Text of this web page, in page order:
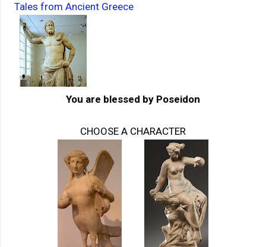
Tales from Ancient Greece
You are blessed by Poseidon
CHOOSE A CHARACTER